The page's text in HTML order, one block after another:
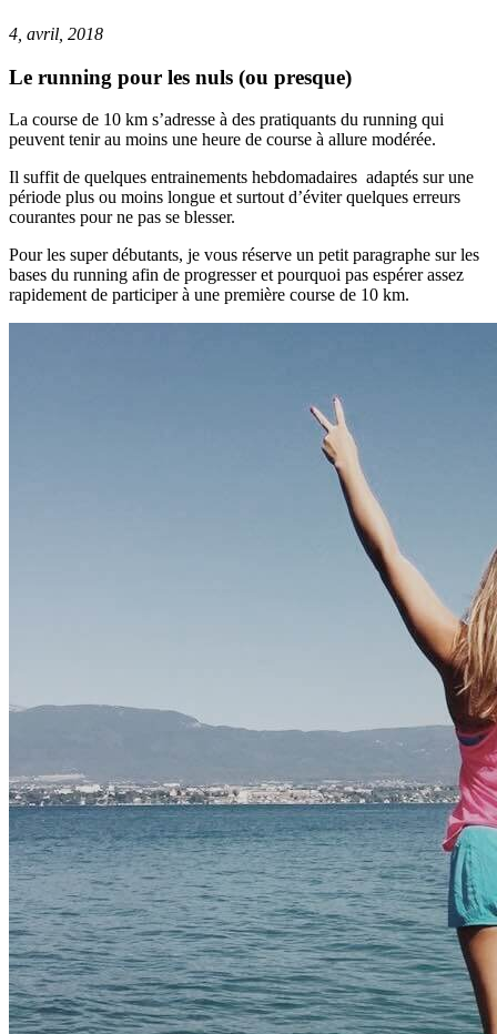
4, avril, 2018
Le running pour les nuls (ou presque)
La course de 10 km s’adresse à des pratiquants du running qui
peuvent tenir au moins une heure de course à allure modérée.
Il suffit de quelques entrainements hebdomadaires adaptés sur une
période plus ou moins longue et surtout d’éviter quelques erreurs
courantes pour ne pas se blesser.
Pour les super débutants, je vous réserve un petit paragraphe sur les
bases du running afin de progresser et pourquoi pas espérer assez
rapidement de participer à une première course de 10 km.